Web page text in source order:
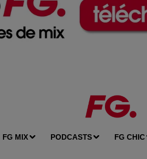
FG MIX PODCASTS FG CHIC